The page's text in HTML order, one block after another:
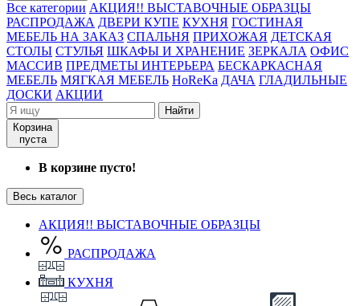
Все категории АКЦИЯ!! ВЫСТАВОЧНЫЕ ОБРАЗЦЫ
РАСПРОДАЖА ДВЕРИ КУПЕ КУХНЯ ГОСТИНАЯ
МЕБЕЛЬ НА ЗАКАЗ СПАЛЬНЯ ПРИХОЖАЯ ДЕТСКАЯ
СТОЛЫ СТУЛЬЯ ШКАФЫ И ХРАНЕНИЕ ЗЕРКАЛА ОФИС
МАССИВ ПРЕДМЕТЫ ИНТЕРЬЕРА БЕСКАРКАСНАЯ
МЕБЕЛЬ МЯГКАЯ МЕБЕЛЬ HoReKa ДАЧА ГЛАДИЛЬНЫЕ
ДОСКИ АКЦИИ
Найти
Корзина
пуста
В корзине пусто!
Весь каталог
АКЦИЯ!! ВЫСТАВОЧНЫЕ ОБРАЗЦЫ
РАСПРОДАЖА
КУХНЯ